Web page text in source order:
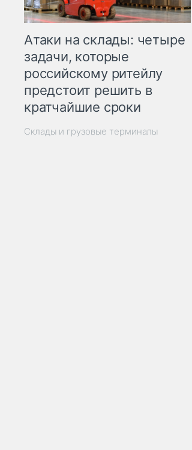
Атаки на склады: четыре
задачи, которые
российскому ритейлу
предстоит решить в
кратчайшие сроки
Склады и грузовые терминалы